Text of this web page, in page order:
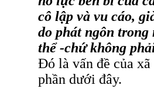
cô lập và vu cáo,
do phát ngôn
thể -chứ không
Ðó là vấn đề của
phần dưới đây.